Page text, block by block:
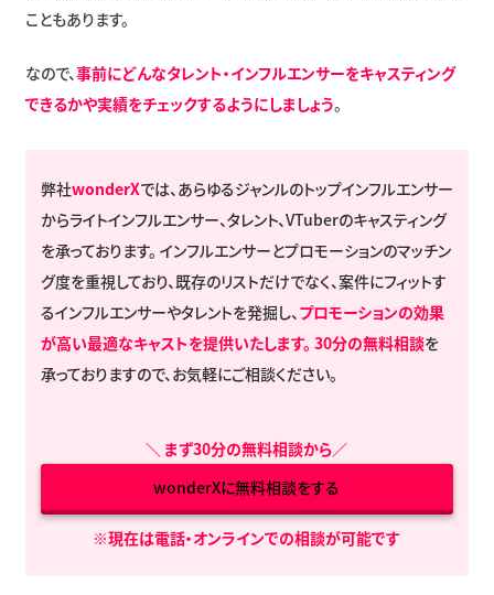
こともあります。
なので、事前にどんなタレント・インフルエンサーをキャスティング
できるかや実績をチェックするようにしましょう。
弊社wonderXでは、あらゆるジャンルのトップインフルエンサー
からライトインフルエンサー、タレント、VTuberのキャスティング
を承っております。 インフルエンサーとプロモーションのマッチン
グ度を重視しており、既存のリストだけでなく、案件にフィットす
るインフルエンサーやタレントを発掘し、 プロモーションの効果
が高い最適なキャストを提供いたします。 30分の無料相談を
承っておりますので、お気軽にご相談ください。
＼ まず30分の無料相談から／
wonderXに無料相談をする
※現在は電話・オンラインでの相談が可能です